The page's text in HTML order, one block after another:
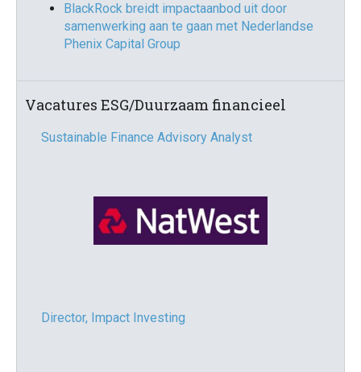
BlackRock breidt impactaanbod uit door
samenwerking aan te gaan met Nederlandse
Phenix Capital Group
Vacatures ESG/Duurzaam financieel
Sustainable Finance Advisory Analyst
Director, Impact Investing